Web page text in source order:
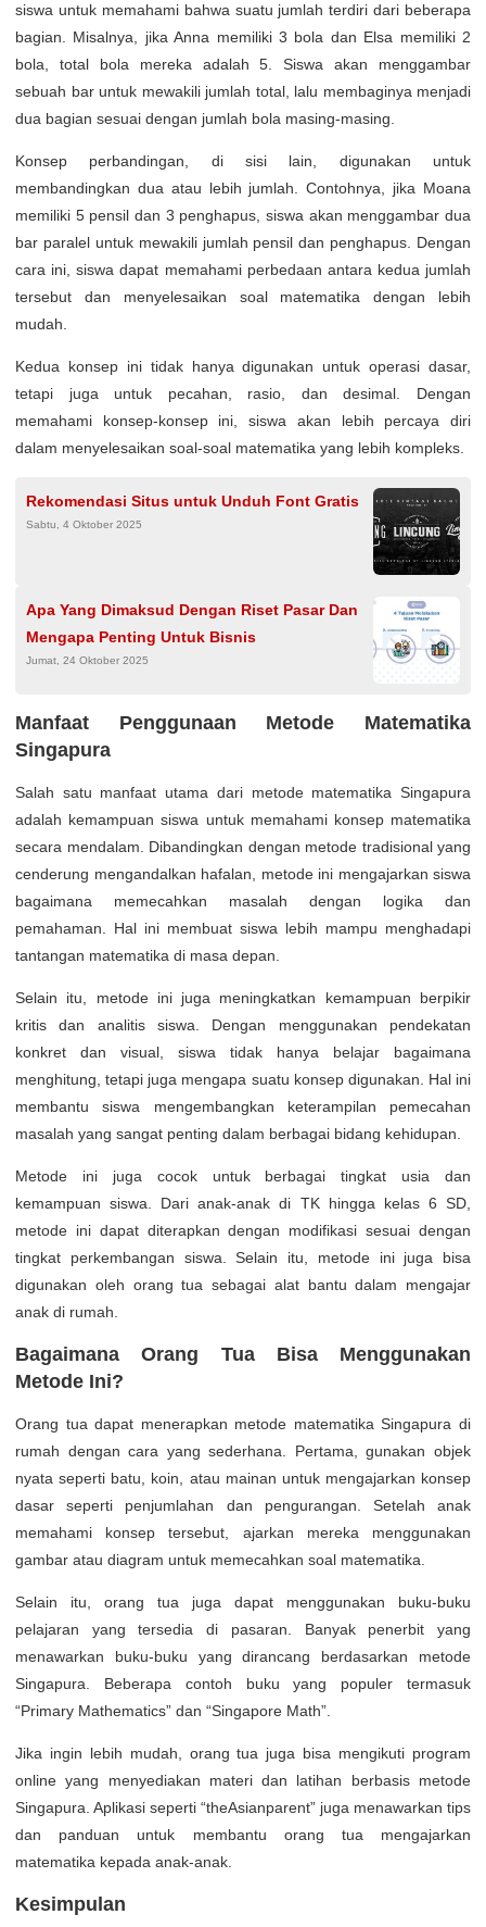
siswa untuk memahami bahwa suatu jumlah terdiri dari beberapa
bagian. Misalnya, jika Anna memiliki 3 bola dan Elsa memiliki 2
bola, total bola mereka adalah 5. Siswa akan menggambar
sebuah bar untuk mewakili jumlah total, lalu membaginya menjadi
dua bagian sesuai dengan jumlah bola masing-masing.
Konsep perbandingan, di sisi lain, digunakan untuk
membandingkan dua atau lebih jumlah. Contohnya, jika Moana
memiliki 5 pensil dan 3 penghapus, siswa akan menggambar dua
bar paralel untuk mewakili jumlah pensil dan penghapus. Dengan
cara ini, siswa dapat memahami perbedaan antara kedua jumlah
tersebut dan menyelesaikan soal matematika dengan lebih
mudah.
Kedua konsep ini tidak hanya digunakan untuk operasi dasar,
tetapi juga untuk pecahan, rasio, dan desimal. Dengan
memahami konsep-konsep ini, siswa akan lebih percaya diri
dalam menyelesaikan soal-soal matematika yang lebih kompleks.
Rekomendasi Situs untuk Unduh Font Gratis
Sabtu, 4 Oktober 2025
Apa Yang Dimaksud Dengan Riset Pasar Dan
Mengapa Penting Untuk Bisnis
Jumat, 24 Oktober 2025
Manfaat Penggunaan Metode Matematika
Singapura
Salah satu manfaat utama dari metode matematika Singapura
adalah kemampuan siswa untuk memahami konsep matematika
secara mendalam. Dibandingkan dengan metode tradisional yang
cenderung mengandalkan hafalan, metode ini mengajarkan siswa
bagaimana memecahkan masalah dengan logika dan
pemahaman. Hal ini membuat siswa lebih mampu menghadapi
tantangan matematika di masa depan.
Selain itu, metode ini juga meningkatkan kemampuan berpikir
kritis dan analitis siswa. Dengan menggunakan pendekatan
konkret dan visual, siswa tidak hanya belajar bagaimana
menghitung, tetapi juga mengapa suatu konsep digunakan. Hal ini
membantu siswa mengembangkan keterampilan pemecahan
masalah yang sangat penting dalam berbagai bidang kehidupan.
Metode ini juga cocok untuk berbagai tingkat usia dan
kemampuan siswa. Dari anak-anak di TK hingga kelas 6 SD,
metode ini dapat diterapkan dengan modifikasi sesuai dengan
tingkat perkembangan siswa. Selain itu, metode ini juga bisa
digunakan oleh orang tua sebagai alat bantu dalam mengajar
anak di rumah.
Bagaimana Orang Tua Bisa Menggunakan
Metode Ini?
Orang tua dapat menerapkan metode matematika Singapura di
rumah dengan cara yang sederhana. Pertama, gunakan objek
nyata seperti batu, koin, atau mainan untuk mengajarkan konsep
dasar seperti penjumlahan dan pengurangan. Setelah anak
memahami konsep tersebut, ajarkan mereka menggunakan
gambar atau diagram untuk memecahkan soal matematika.
Selain itu, orang tua juga dapat menggunakan buku-buku
pelajaran yang tersedia di pasaran. Banyak penerbit yang
menawarkan buku-buku yang dirancang berdasarkan metode
Singapura. Beberapa contoh buku yang populer termasuk
“Primary Mathematics” dan “Singapore Math”.
Jika ingin lebih mudah, orang tua juga bisa mengikuti program
online yang menyediakan materi dan latihan berbasis metode
Singapura. Aplikasi seperti “theAsianparent” juga menawarkan tips
dan panduan untuk membantu orang tua mengajarkan
matematika kepada anak-anak.
Kesimpulan